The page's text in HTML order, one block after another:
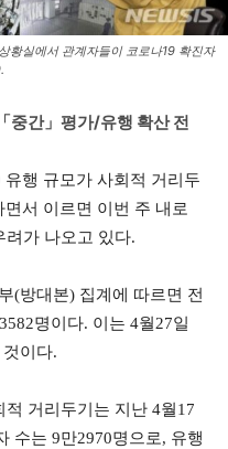
황실에서 관계자들이 코로나19 확진자
중간」평가/유행 확산 전
행 규모가 사회적 거리두
서 이르면 이번 주 내로
려가 나오고 있다.
(방대본) 집계에 따르면 전
명이다. 이는 4월27일
이다.
적 거리두기는 지난 4월17
수는 9만2970명으로, 유행